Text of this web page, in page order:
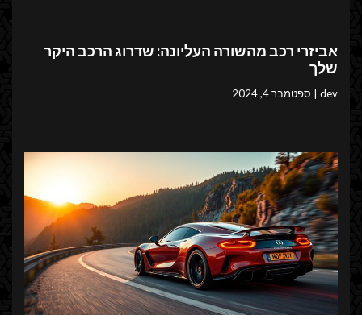
אביזרי רכב מהשורה העליונה: שדרוג הרכב היקר
שלך
dev ספטמבר 4, 2024